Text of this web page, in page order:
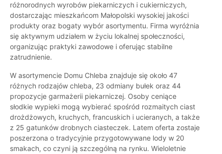
różnorodnych wyrobów piekarniczych i cukierniczych,
dostarczając mieszkańcom Małopolski wysokiej jakości
produkty oraz bogaty wybór asortymentu. Firma wyróżnia
się aktywnym udziałem w życiu lokalnej społeczności,
organizując praktyki zawodowe i oferując stabilne
zatrudnienie.
W asortymencie Domu Chleba znajduje się około 47
różnych rodzajów chleba, 23 odmiany bułek oraz 44
propozycje garmażerii piekarniczej. Osoby ceniące
słodkie wypieki mogą wybierać spośród rozmaitych ciast
drożdżowych, kruchych, francuskich i ucieranych, a także
z 25 gatunków drobnych ciasteczek. Latem oferta zostaje
poszerzona o tradycyjnie przygotowywane lody w 20
smakach, co czyni ją szczególną na rynku. Wieloletnie